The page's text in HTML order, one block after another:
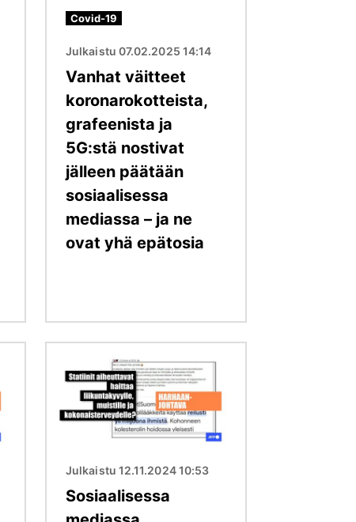
Covid-19
Julkaistu 07.02.2025 14:14
Vanhat väitteet
koronarokotteista,
grafeenista ja
5G:stä nostivat
jälleen päätään
sosiaalisessa
mediassa – ja ne
ovat yhä epätosia
Julkaistu 12.11.2024 10:53
Sosiaalisessa